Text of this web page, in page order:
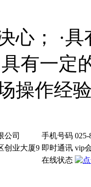
心； ·
有一定
操作经
公司 手机号码 025-
创业大厦9 即时通讯 vip
在线状态